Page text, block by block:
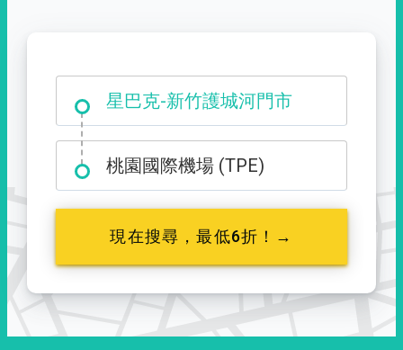
星巴克-新竹護城河門市
大霸尖山登山口
桃園國際機場 (TPE)
現在搜尋，最低6折！→